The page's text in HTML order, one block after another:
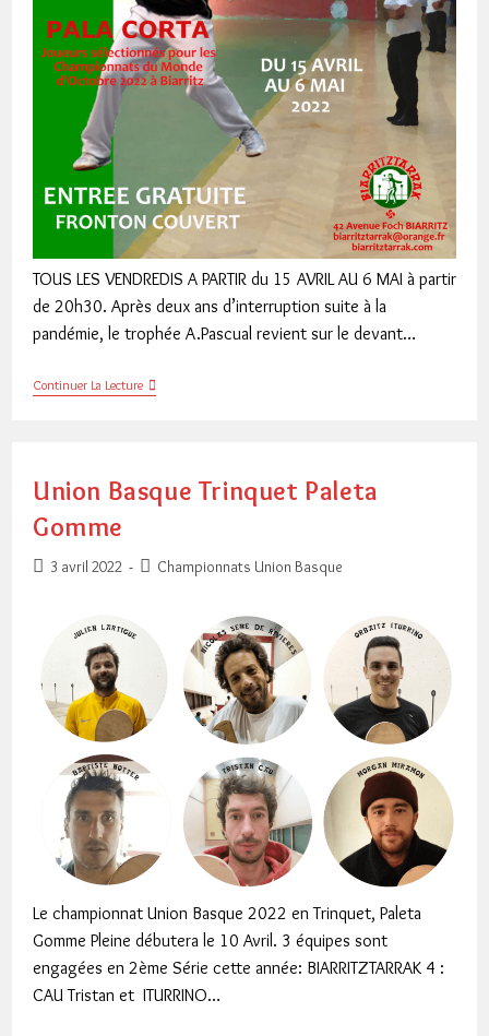
TOUS LES VENDREDIS A PARTIR du 15 AVRIL AU 6 MAI à partir
de 20h30. Après deux ans d’interruption suite à la
pandémie, le trophée A.Pascual revient sur le devant…
Continuer La LectureTROPHEE
ARTHUR
Union Basque Trinquet Paleta
Gomme
Publication
3 avril 2022
PostChampionnats Union Basque
Le championnat Union Basque 2022 en Trinquet, Paleta
Gomme Pleine débutera le 10 Avril. 3 équipes sont
engagées en 2ème Série cette année: BIARRITZTARRAK 4 :
CAU Tristan et ITURRINO…